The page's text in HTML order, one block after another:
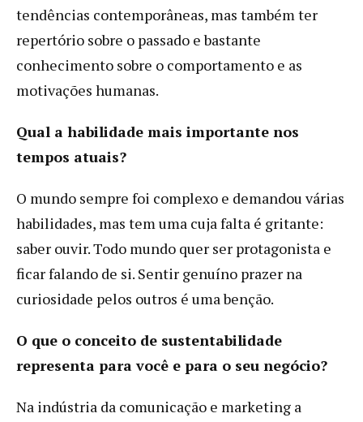
tendências contemporâneas, mas também ter
repertório sobre o passado e bastante
conhecimento sobre o comportamento e as
motivações humanas.
Qual a habilidade mais importante nos
tempos atuais?
O mundo sempre foi complexo e demandou várias
habilidades, mas tem uma cuja falta é gritante:
saber ouvir. Todo mundo quer ser protagonista e
ficar falando de si. Sentir genuíno prazer na
curiosidade pelos outros é uma benção.
O que o conceito de sustentabilidade
representa para você e para o seu negócio?
Na indústria da comunicação e marketing a